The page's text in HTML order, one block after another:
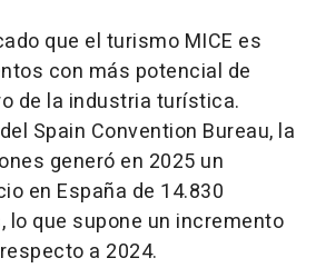
que el turismo MICE es
con más potencial de
de la industria turística.
Spain Convention Bureau, la
generó en 2025 un
en España de 14.830
lo que supone un incremento
a 2024.